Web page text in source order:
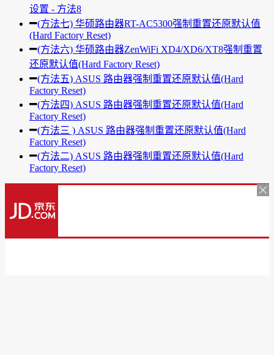
设置 - 方法8
(方法七) 华硕路由器RT-AC5300强制重置还原默认值
(Hard Factory Reset)
(方法六) 华硕路由器ZenWiFi XD4/XD6/XT8强制重置
还原默认值(Hard Factory Reset)
(方法五) ASUS 路由器强制重置还原默认值(Hard
Factory Reset)
(方法四) ASUS 路由器强制重置还原默认值(Hard
Factory Reset)
(方法三 ) ASUS 路由器强制重置还原默认值(Hard
Factory Reset)
(方法二) ASUS 路由器强制重置还原默认值(Hard
Factory Reset)